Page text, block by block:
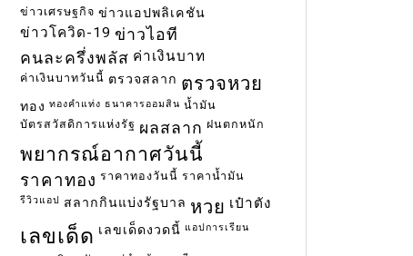
ข่าวเศรษฐกิจ ข่าวแอปพลิเคชัน
ข่าวโควิด-19 ข่าวไอที
คนละครึ่งพลัส ค่าเงินบาท
ค่าเงินบาทวันนี้ ตรวจสลาก ตรวจหวย
ทอง ทองคำแท่ง ธนาคารออมสิน น้ำมัน
บัตรสวัสดิการแห่งรัฐ ผลสลาก ฝนตกหนัก
พยากรณ์อากาศวันนี้
ราคาทอง ราคาทองวันนี้ ราคาน้ำมัน
รีวิวแอป สลากกินแบ่งรัฐบาล หวย เป๋าตัง
เลขเด็ด เลขเด็ดงวดนี้ แอปการเรียน